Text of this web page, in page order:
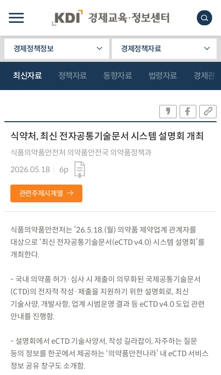
경제정책정보 경제정책자료
최신자료 정책자료 동향자료 법령자료 경제관
식약처, 최신 전자공통기술문서 시스템 설명회 개최
식품의약품안전처 의약품안전국 의약품정책과
2026.05.18
6p
관련주제시계열
식품의약품안전처는 ’26.5.18.(월) 의약품 제약업계 관계자를
대상으로 ‘최신 전자공통기술문서(eCTD v4.0) 시스템 설명회’를
개최한다.
- 국내 의약품 허가·심사 시 제출이 의무화된 국제공통기술문서
(CTD)의 전자적 작성·제출을 지원하기 위한 설명회로, 최신
기술사양, 개발사항, 업계 시범운영 결과 등 eCTD v4.0 도입 관련
안내를 진행함.
- 설명회에서 eCTD 기술사양서, 작성 길라잡이, 자주하는 질문
등의 정보를 한곳에서 제공하는 ‘의약품안전나라’ 내 eCTD 서비스
정보 공유 창구도 소개함.